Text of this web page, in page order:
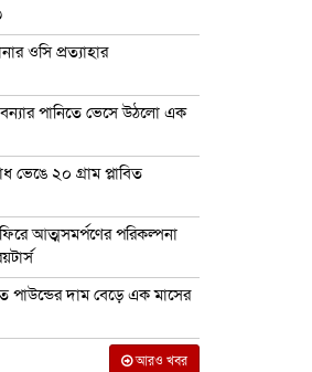
ওসি প্রত্যাহার
পানিতে ভেসে উঠলো এক
ভেঙে ২০ গ্রাম প্লাবিত
আত্মসমর্পণের পরিকল্পনা
পাউন্ডের দাম বেড়ে এক মাসের
আরও খবর